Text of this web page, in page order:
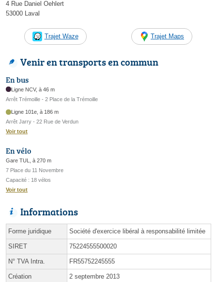
4 Rue Daniel Oehlert
53000 Laval
Trajet Waze Trajet Maps
Venir en transports en commun
En bus
Ligne NCV, à 46 m
Arrêt Trémoille - 2 Place de la Trémoille
Ligne 101e, à 186 m
Arrêt Jarry - 22 Rue de Verdun
Voir tout
En vélo
Gare TUL, à 270 m
7 Place du 11 Novembre
Capacité : 18 vélos
Voir tout
Informations
Forme juridique Société d'exercice libéral à responsabilité limitée
SIRET 75224555500020
N° TVA Intra. FR55752245555
Création 2 septembre 2013